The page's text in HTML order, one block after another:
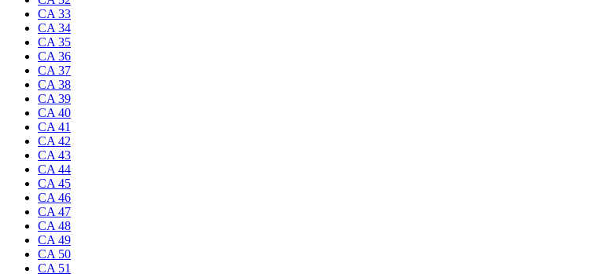
CA 33
CA 34
CA 35
CA 36
CA 37
CA 38
CA 39
CA 40
CA 41
CA 42
CA 43
CA 44
CA 45
CA 46
CA 47
CA 48
CA 49
CA 50
CA 51